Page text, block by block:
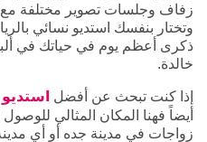
زفاف وجلسات تصوير مختلفة مع
وتختار بنفسك استديو نسائي
ذكرى أعظم يوم في حياتك في
خالدة.
إذا كنت تبحث عن أفضل
أيضاً فهنا المكان المثالي
زواجات في مدينة جده أو أي